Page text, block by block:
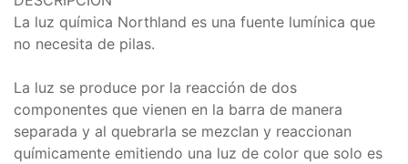
La luz química Northland es una fuente lumínica que
no necesita de pilas.
La luz se produce por la reacción de dos
componentes que vienen en la barra de manera
separada y al quebrarla se mezclan y reaccionan
químicamente emitiendo una luz de color que solo es